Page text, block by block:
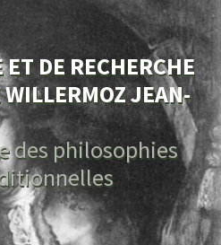
DE RECHERCHE
JEAN-
des philosophies